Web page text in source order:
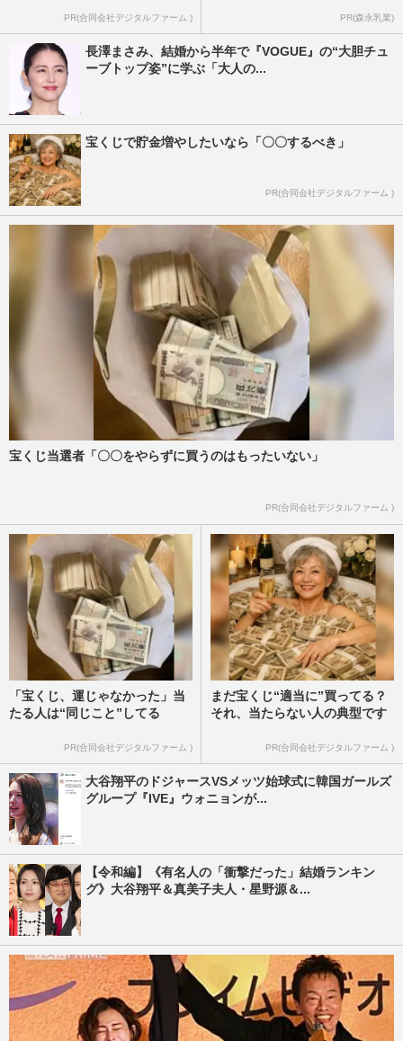
PR(合同会社デジタルファーム ) PR(森永乳業)
長澤まさみ、結婚から半年で『VOGUE』の“大胆チュ
ーブトップ姿”に学ぶ「大人の...
宝くじで貯金増やしたいなら「〇〇するべき」
PR(合同会社デジタルファーム )
宝くじ当選者「〇〇をやらずに買うのはもったいない」
PR(合同会社デジタルファーム )
「宝くじ、運じゃなかった」当
たる人は“同じこと”してる
PR(合同会社デジタルファーム )
まだ宝くじ“適当に”買ってる？
それ、当たらない人の典型です
PR(合同会社デジタルファーム )
大谷翔平のドジャースVSメッツ始球式に韓国ガールズ
グループ『IVE』ウォニョンが...
【令和編】《有名人の「衝撃だった」結婚ランキン
グ》大谷翔平＆真美子夫人・星野源＆...